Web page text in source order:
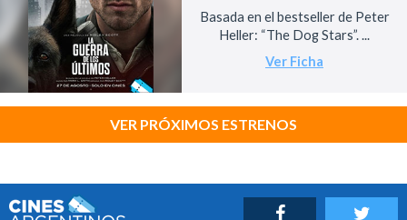
Basada en el bestseller de Peter
Heller: “The Dog Stars”. ...
Ver Ficha
VER PRÓXIMOS ESTRENOS